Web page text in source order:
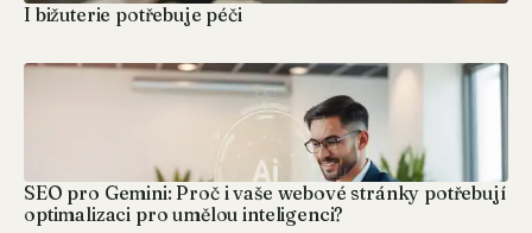
I bižuterie potřebuje péči
SEO pro Gemini: Proč i vaše webové stránky potřebují
optimalizaci pro umělou inteligenci?